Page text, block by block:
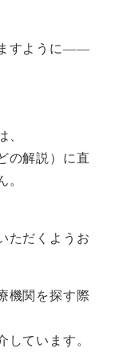
ますように――
、
の解説）に直
。
ただくようお
機関を探す際
しています。